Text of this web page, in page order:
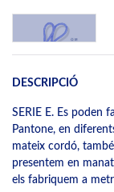
DESCRIPCIÓ
SERIE E. Es poden
Pantone, en
mateix cordó,
presentem en
els fabriquem a